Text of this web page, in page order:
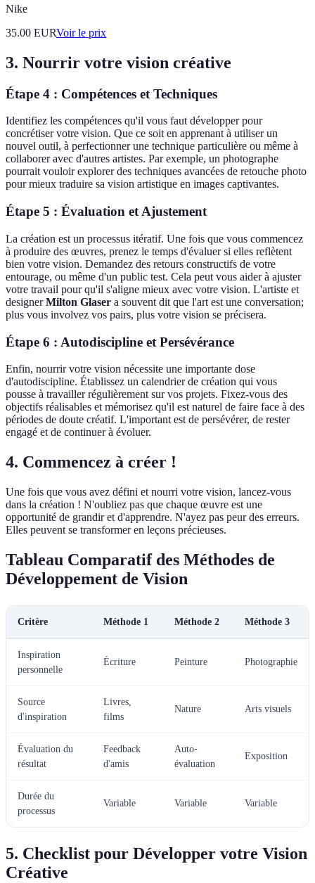
Nike
35.00 EURVoir le prix
3. Nourrir votre vision créative
Étape 4 : Compétences et Techniques
Identifiez les compétences qu'il vous faut développer pour
concrétiser votre vision. Que ce soit en apprenant à utiliser un
nouvel outil, à perfectionner une technique particulière ou même à
collaborer avec d'autres artistes. Par exemple, un photographe
pourrait vouloir explorer des techniques avancées de retouche photo
pour mieux traduire sa vision artistique en images captivantes.
Étape 5 : Évaluation et Ajustement
La création est un processus itératif. Une fois que vous commencez
à produire des œuvres, prenez le temps d'évaluer si elles reflètent
bien votre vision. Demandez des retours constructifs de votre
entourage, ou même d'un public test. Cela peut vous aider à ajuster
votre travail pour qu'il s'aligne mieux avec votre vision. L'artiste et
designerMilton Glaser a souvent dit que l'art est une conversation;
plus vous involvez vos pairs, plus votre vision se précisera.
Étape 6 : Autodiscipline et Persévérance
Enfin, nourrir votre vision nécessite une importante dose
d'autodiscipline. Établissez un calendrier de création qui vous
pousse à travailler régulièrement sur vos projets. Fixez-vous des
objectifs réalisables et mémorisez qu'il est naturel de faire face à des
périodes de doute créatif. L'important est de persévérer, de rester
engagé et de continuer à évoluer.
4. Commencez à créer !
Une fois que vous avez défini et nourri votre vision, lancez-vous
dans la création ! N'oubliez pas que chaque œuvre est une
opportunité de grandir et d'apprendre. N'ayez pas peur des erreurs.
Elles peuvent se transformer en leçons précieuses.
Tableau Comparatif des Méthodes de
Développement de Vision
Critère Méthode 1 Méthode 2 Méthode 3
Inspiration
personnelle
Écriture Peinture Photographie
Source
d'inspiration
Livres,
films
Nature Arts visuels
Évaluation du
résultat
Feedback
d'amis
Auto-
évaluation
Exposition
Durée du
processus
Variable Variable Variable
5. Checklist pour Développer votre Vision
Créative